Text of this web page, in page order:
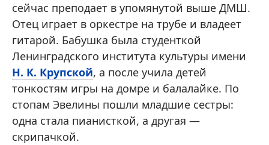
сейчас преподает в упомянутой выше ДМШ.
Отец играет в оркестре на трубе и владеет
гитарой. Бабушка была студенткой
Ленинградского института культуры имени
Н. К. Крупской, а после учила детей
тонкостям игры на домре и балалайке. По
стопам Эвелины пошли младшие сестры:
одна стала пианисткой, а другая —
скрипачкой.